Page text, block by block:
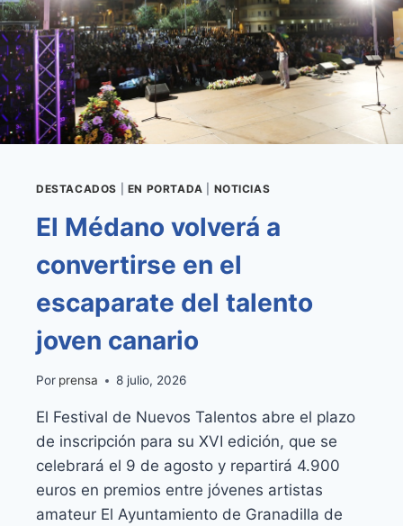
DESTACADOS EN PORTADA NOTICIAS
El Médano volverá a
convertirse en el
escaparate del talento
joven canario
Por prensa 8 julio, 2026
El Festival de Nuevos Talentos abre el plazo
de inscripción para su XVI edición, que se
celebrará el 9 de agosto y repartirá 4.900
euros en premios entre jóvenes artistas
amateur El Ayuntamiento de Granadilla de